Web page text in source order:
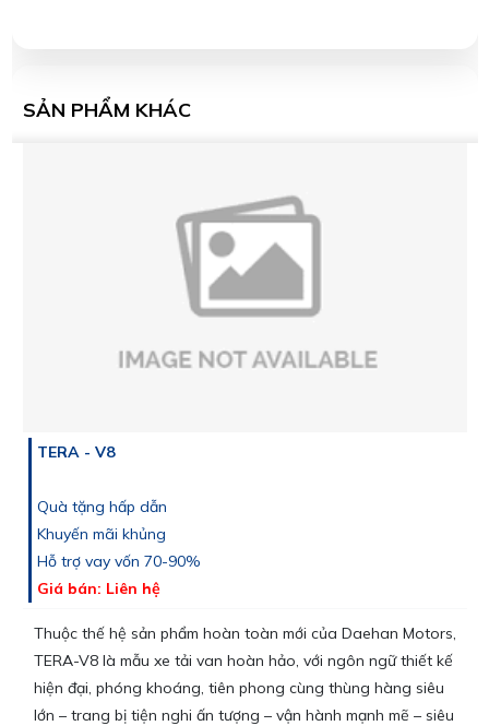
SẢN PHẨM KHÁC
TERA - V8
Quà tặng hấp dẫn
Khuyến mãi khủng
Hỗ trợ vay vốn 70-90%
Giá bán: Liên hệ
Thuộc thế hệ sản phẩm hoàn toàn mới của Daehan Motors,
TERA-V8 là mẫu xe tải van hoàn hảo, với ngôn ngữ thiết kế
hiện đại, phóng khoáng, tiên phong cùng thùng hàng siêu
lớn – trang bị tiện nghi ấn tượng – vận hành mạnh mẽ – siêu